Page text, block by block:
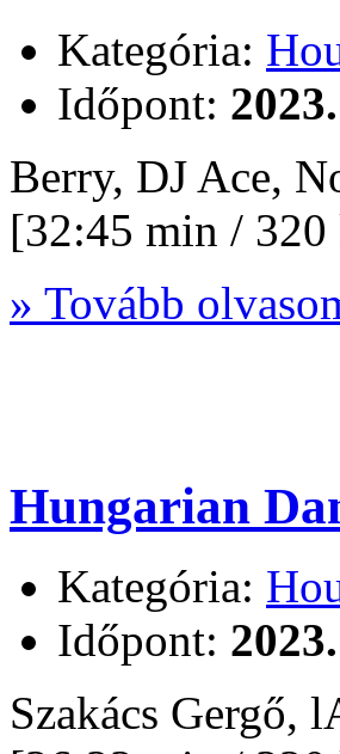
Kategória:
Időpont:
Berry, DJ Ace,
[32:45 min /
» Tovább
Hungarian
Kategória:
Időpont:
Szakács